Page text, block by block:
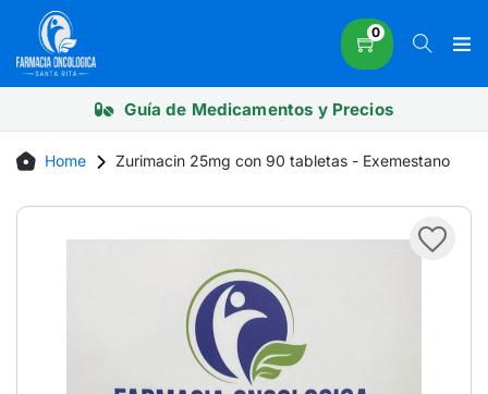
content
0
Guía de Medicamentos y Precios
Home Zurimacin 25mg con 90 tabletas - Exemestano